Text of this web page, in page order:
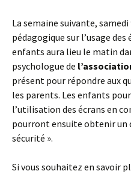
La semaine suivante,
pédagogique sur l’usage
enfants aura lieu le matin
psychologue de
présent pour répondre aux
les parents. Les enfants
l’utilisation des écrans en
pourront ensuite obtenir un
sécurité ».
Si vous souhaitez en savoir